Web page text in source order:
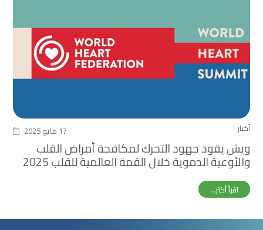
أخبار 17 مايو 2025
ويش يقود جهود التحرك لمكافحة أمراض القلب
والأوعية الدموية خلال القمة العالمية للقلب 2025
اقرأ أكثر...